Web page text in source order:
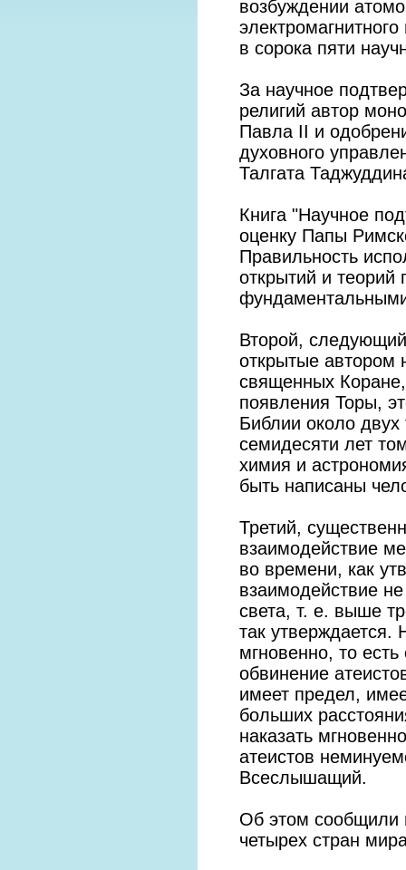
возбуждении
в сорока пяти
За научное
религий автор
Павла II и
духовного
Талгата
Книга "Научное
оценку Папы
Правильность
открытий и
Второй,
открытые автором
священных
появления Торы,
Библии около
семидесяти лет
химия и
быть написаны
Третий,
взаимодействие
во времени, как
взаимодействие
света, т. е. выше
так утверждается.
мгновенно, то
обвинение
имеет предел,
больших
наказать
атеистов
Всеслышащий.
Об этом сообщили
четырех стран